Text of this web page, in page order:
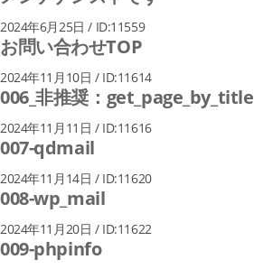
2024年6月25日 / ID:11559
お問い合わせTOP
2024年11月10日 / ID:11614
006_非推奨：get_page_by_title
2024年11月11日 / ID:11616
007-qdmail
2024年11月14日 / ID:11620
008-wp_mail
2024年11月20日 / ID:11622
009-phpinfo